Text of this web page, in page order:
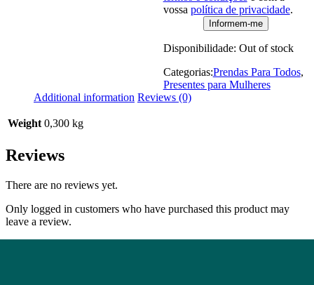
vossa política de privacidade.
Disponibilidade: Out of stock
Categorias:Prendas Para Todos,
Presentes para Mulheres
Additional information Reviews (0)
Weight 0,300 kg
Reviews
There are no reviews yet.
Only logged in customers who have purchased this product may
leave a review.